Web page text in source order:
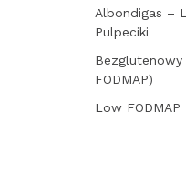
Albondigas –
Pulpeciki
Bezglutenowy
FODMAP)
Low FODMAP